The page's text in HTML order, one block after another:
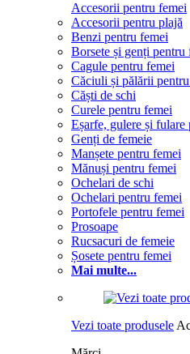
Accesorii pentru femei
Accesorii pentru plajă
Benzi pentru femei
Borsete și genți pentru
Cagule pentru femei
Căciuli și pălării
Căști de schi
Curele pentru femei
Eșarfe, gulere și fulare
Genți de femeie
Manșete pentru femei
Mănuși pentru femei
Ochelari de schi
Ochelari pentru femei
Portofele pentru femei
Prosoape
Rucsacuri de femeie
Șosete pentru femei
Mai multe...
Vezi toate produsele